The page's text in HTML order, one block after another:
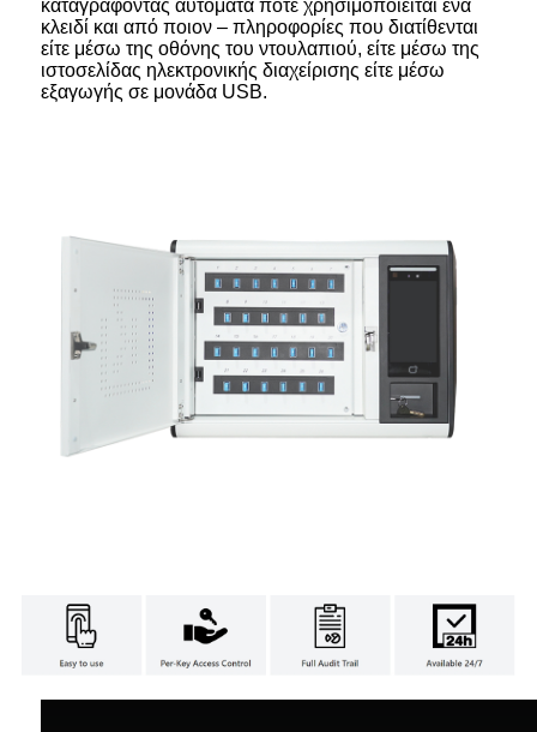
καταγράφοντας αυτόματα πότε χρησιμοποιείται ένα
κλειδί και από ποιον – πληροφορίες που διατίθενται
είτε μέσω της οθόνης του ντουλαπιού, είτε μέσω της
ιστοσελίδας ηλεκτρονικής διαχείρισης είτε μέσω
εξαγωγής σε μονάδα USB.